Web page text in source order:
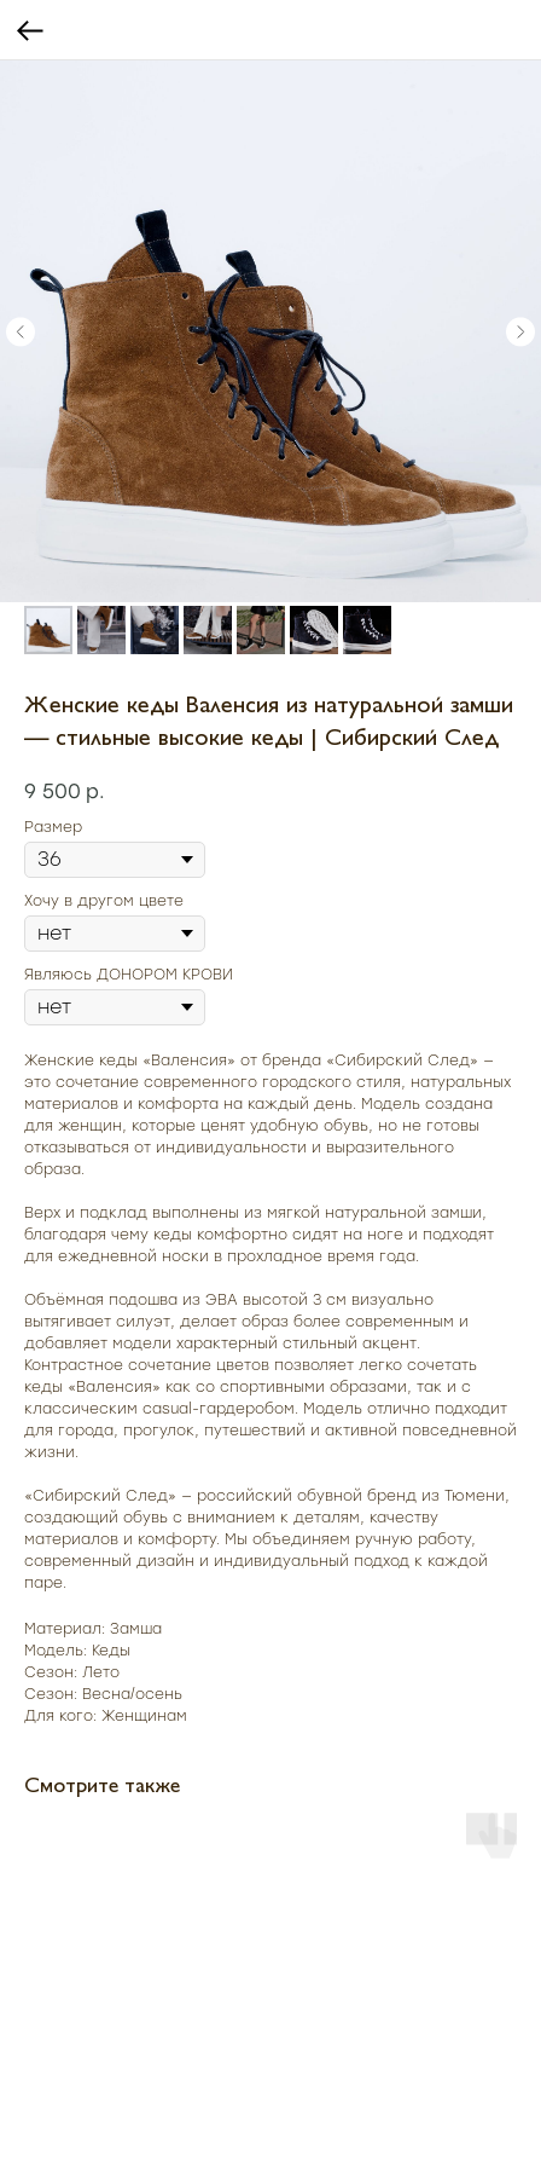
Женские кеды Валенсия из натуральной замши
— стильные высокие кеды | Сибирский След
9 500 р.
Размер
Хочу в другом цвете
Являюсь ДОНОРОМ КРОВИ
Женские кеды «Валенсия» от бренда «Сибирский След» —
это сочетание современного городского стиля, натуральных
материалов и комфорта на каждый день. Модель создана
для женщин, которые ценят удобную обувь, но не готовы
отказываться от индивидуальности и выразительного
образа.
Верх и подклад выполнены из мягкой натуральной замши,
благодаря чему кеды комфортно сидят на ноге и подходят
для ежедневной носки в прохладное время года.
Объёмная подошва из ЭВА высотой 3 см визуально
вытягивает силуэт, делает образ более современным и
добавляет модели характерный стильный акцент.
Контрастное сочетание цветов позволяет легко сочетать
кеды «Валенсия» как со спортивными образами, так и с
классическим casual-гардеробом. Модель отлично подходит
для города, прогулок, путешествий и активной повседневной
жизни.
«Сибирский След» — российский обувной бренд из Тюмени,
создающий обувь с вниманием к деталям, качеству
материалов и комфорту. Мы объединяем ручную работу,
современный дизайн и индивидуальный подход к каждой
паре.
Материал: Замша
Модель: Кеды
Сезон: Лето
Сезон: Весна/осень
Для кого: Женщинам
Смотрите также